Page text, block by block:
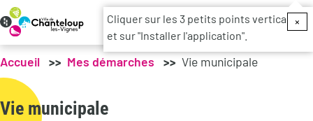
Menu
Accueil Mes démarches Vie municipale
Vie municipale
×
Cliquer sur les 3 petits points verticaux
et sur "Installer l'application".